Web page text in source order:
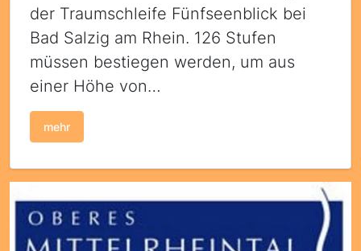
der Traumschleife Fünfseenblick bei
Bad Salzig am Rhein. 126 Stufen
müssen bestiegen werden, um aus
einer Höhe von…
mehr